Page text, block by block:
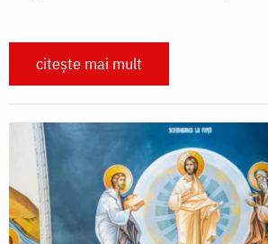
citește mai mult